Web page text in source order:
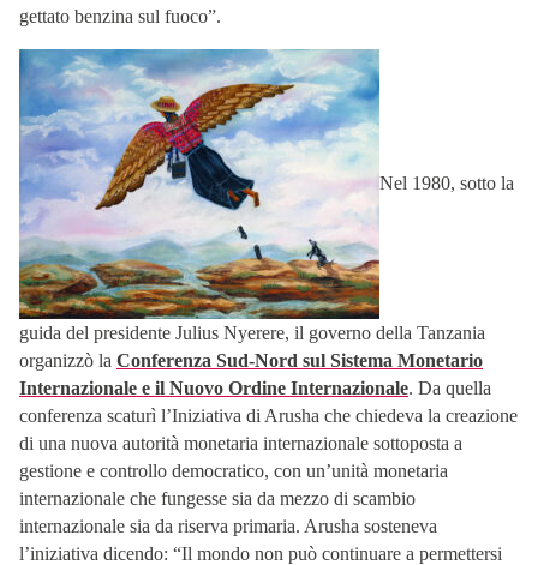
gettato benzina sul fuoco”.
Nel 1980, sotto la
guida del presidente Julius Nyerere, il governo della Tanzania
organizzò la Conferenza Sud-Nord sul Sistema Monetario
Internazionale e il Nuovo Ordine Internazionale. Da quella
conferenza scaturì l’Iniziativa di Arusha che chiedeva la creazione
di una nuova autorità monetaria internazionale sottoposta a
gestione e controllo democratico, con un’unità monetaria
internazionale che fungesse sia da mezzo di scambio
internazionale sia da riserva primaria. Arusha sosteneva
l’iniziativa dicendo: “Il mondo non può continuare a permettersi